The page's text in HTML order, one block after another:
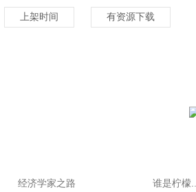
上架时间 有资源下载
经济学家之路
谁是柠檬...